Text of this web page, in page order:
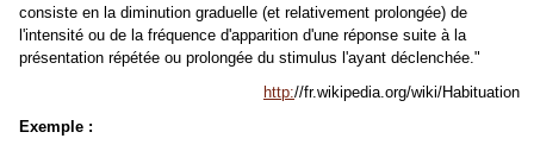
consiste en la diminution graduelle (et relativement prolongée) de
l'intensité ou de la fréquence d'apparition d'une réponse suite à la
présentation répétée ou prolongée du stimulus l'ayant déclenchée."
http://fr.wikipedia.org/wiki/Habituation
Exemple :